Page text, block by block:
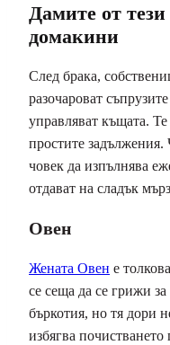
Дамите от
домакини
След брака,
разочароват
управляват къщата.
простите
човек да изпълнява
отдават на сладък
Овен
Жената Овен е
се сеща да се грижи
бъркотия, но тя дори
избягва